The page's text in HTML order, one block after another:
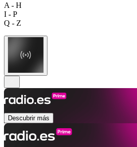
A - H
I - P
Q - Z
Descubrir más